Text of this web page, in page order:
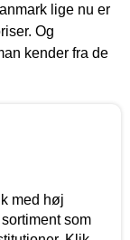
lige nu er
Og
kender fra de
med høj
som